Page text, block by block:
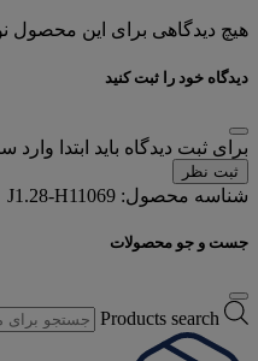
هیچ دیدگاهی برای این محصول
دیدگاه خود را ثبت کنید
برای ثبت دیدگاه باید ابتدا
ثبت نظر
شناسه محصول: J1.28-H11069
جست و جو محصولات
Products search